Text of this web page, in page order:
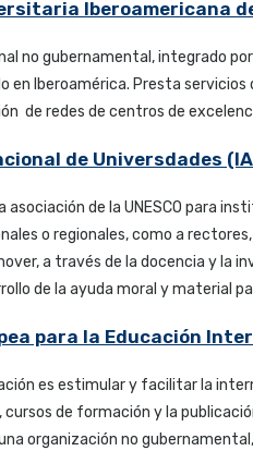
Iberoamericana
no gubernamental, integrado
en Iberoamérica. Presta
de redes de centros de
de Universdades
asociación de la UNESCO para
o regionales, como a
a través de la docencia y la
de la ayuda moral y material
para la Educación
es estimular y facilitar la
de formación y la
organización no